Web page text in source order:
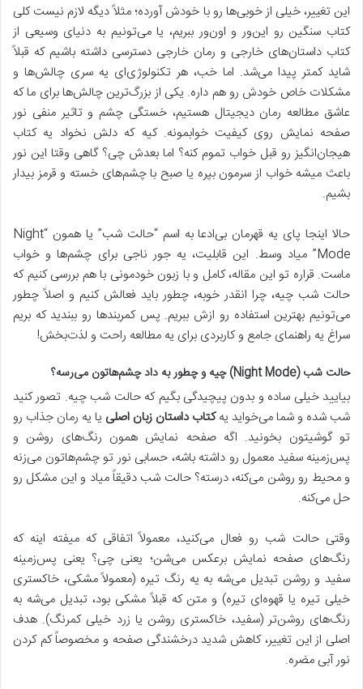
این تغییر، خیلی از خوبی‌ها رو با خودش آورده؛ مثلاً دیگه لازم نیست کلی
کتاب سنگین رو این‌ور و اون‌ور ببریم، یا می‌تونیم به دنیای وسیعی از
کتاب‌ داستان‌های خارجی و رمان خارجی دسترسی داشته باشیم که قبلاً
شاید کمتر پیدا می‌شد. اما خب، هر تکنولوژی‌ای یه سری چالش‌ها و
مشکلات خاص خودش رو هم داره. یکی از بزرگ‌ترین چالش‌ها برای ما که
عاشق مطالعه رمان دیجیتال هستیم، خستگی چشم و تاثیر منفی نور
صفحه نمایش روی کیفیت خوابمونه. کیه که دلش نخواد یه کتاب
هیجان‌انگیز رو قبل خواب تموم کنه؟ اما بعدش چی؟ گاهی وقتا این نور
باعث میشه خواب از سرمون بپره یا صبح با چشم‌های خسته و قرمز بیدار
بشیم.
حالا اینجا پای یه قهرمان بی‌ادعا به اسم “حالت شب” یا همون “Night
Mode” میاد وسط. این قابلیت، یه جور ناجی برای چشم‌ها و خواب
ماست. قراره تو این مقاله، کامل و با زبون خودمونی با هم بررسی کنیم که
حالت شب چیه، چرا انقدر خوبه، چطور باید فعالش کنیم و اصلاً چطور
می‌تونیم بهترین استفاده رو ازش ببریم. پس کمربندها رو ببندید که بریم
سراغ یه راهنمای جامع و کاربردی برای یه مطالعه راحت و لذت‌بخش!
حالت شب (Night Mode) چیه و چطور به داد چشم‌هاتون می‌رسه؟
بیایید خیلی ساده و بدون پیچیدگی بگیم که حالت شب چیه. تصور کنید
شب شده و شما می‌خواید یهکتاب داستان زبان اصلی یا یه رمان جذاب رو
تو گوشیتون بخونید. اگه صفحه نمایش همون رنگ‌های روشن و
پس‌زمینه سفید معمول رو داشته باشه، حسابی نور تو چشم‌هاتون می‌زنه
و محیط رو روشن می‌کنه، درسته؟ حالت شب دقیقاً میاد و این مشکل رو
حل می‌کنه.
وقتی حالت شب رو فعال می‌کنید، معمولاً اتفاقی که میفته اینه که
رنگ‌های صفحه نمایش برعکس می‌شن؛ یعنی چی؟ یعنی پس‌زمینه
سفید و روشن تبدیل می‌شه به یه رنگ تیره (معمولاً مشکی، خاکستری
خیلی تیره یا قهوه‌ای تیره) و متن که قبلاً مشکی بود، تبدیل می‌شه به
رنگ‌های روشن‌تر (سفید، خاکستری روشن یا زرد خیلی کمرنگ). هدف
اصلی از این تغییر، کاهش شدید درخشندگی صفحه و مخصوصاً کم کردن
نور آبی مضره.